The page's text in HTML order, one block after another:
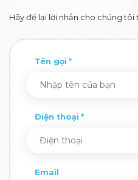
Hãy để lại lời nhắn cho chúng
Tên gọi
Điện thoại
Email